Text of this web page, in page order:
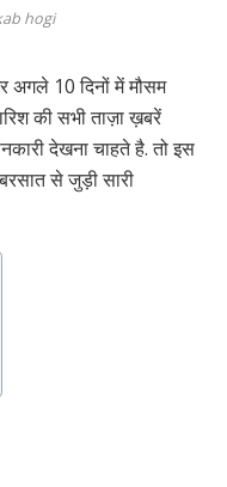
hogi
10 दिनों में मौसम
की सभी ताज़ा ख़बरें
देखना चाहते है. तो इस
से जुड़ी सारी